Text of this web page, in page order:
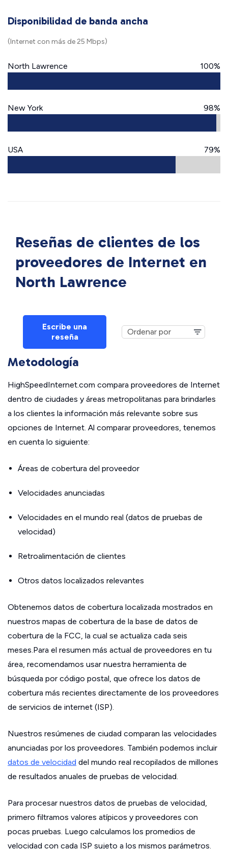
Disponibilidad de banda ancha
(Internet con más de 25 Mbps)
North Lawrence 100%
New York 98%
USA 79%
Reseñas de clientes de los
proveedores de Internet en
North Lawrence
Escribe una
reseña
Metodología
HighSpeedInternet.com compara proveedores de Internet
dentro de ciudades y áreas metropolitanas para brindarles
a los clientes la información más relevante sobre sus
opciones de Internet. Al comparar proveedores, tenemos
en cuenta lo siguiente:
Áreas de cobertura del proveedor
Velocidades anunciadas
Velocidades en el mundo real (datos de pruebas de
velocidad)
Retroalimentación de clientes
Otros datos localizados relevantes
Obtenemos datos de cobertura localizada mostrados en
nuestros mapas de cobertura de la base de datos de
cobertura de la FCC, la cual se actualiza cada seis
meses.Para el resumen más actual de proveedores en tu
área, recomendamos usar nuestra herramienta de
búsqueda por código postal, que ofrece los datos de
cobertura más recientes directamente de los proveedores
de servicios de internet (ISP).
Nuestros resúmenes de ciudad comparan las velocidades
anunciadas por los proveedores. También podemos incluir
datos de velocidad del mundo real recopilados de millones
de resultados anuales de pruebas de velocidad.
Para procesar nuestros datos de pruebas de velocidad,
primero filtramos valores atípicos y proveedores con
pocas pruebas. Luego calculamos los promedios de
velocidad con cada ISP sujeto a los mismos parámetros.